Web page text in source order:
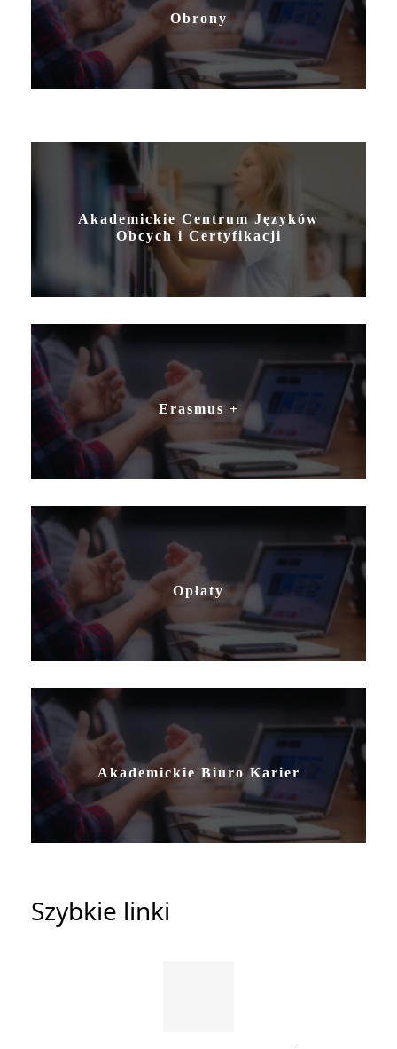
Obrony
Akademickie Centrum Języków
Obcych i Certyfikacji
Erasmus +
Opłaty
Akademickie Biuro Karier
Szybkie linki